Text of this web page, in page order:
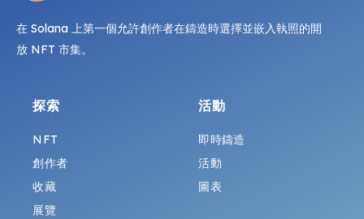
在 Solana 上第一個允許創作者在鑄造時選擇並嵌入執照的開
放 NFT 市集。
探索
NFT
創作者
收藏
展覽
活動
即時鑄造
活動
圖表